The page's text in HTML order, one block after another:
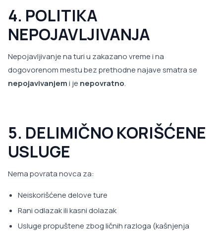
4. POLITIKA
NEPOJAVLJIVANJA
Nepojavljivanje na turi u zakazano vreme i na
dogovorenom mestu bez prethodne najave smatra se
nepojavivanjemi je nepovratno.
5. DELIMIČNO KORIŠĆENE
USLUGE
Nema povrata novca za:
Neiskorišćene delove ture
Rani odlazak ili kasni dolazak
Usluge propuštene zbog ličnih razloga (kašnjenja